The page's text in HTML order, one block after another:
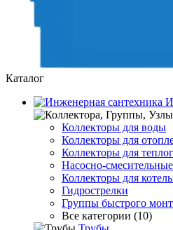
Каталог
Коллекторы для воды
Коллекторы для
Коллекторы для
Насосно-
Коллекторы для
Гидрострелки
Группы быстрого
Все категории (10)